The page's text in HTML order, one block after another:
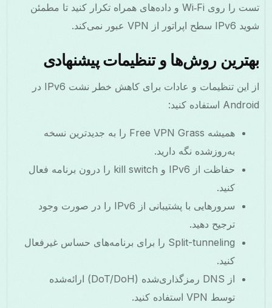
تست را روی Wi‑Fi و داده‌های همراه تکرار کنید تا مطمئن
شوید IPv6 سطح اپراتور از VPN عبور نمی‌کند.
بهترین روش‌ها و تنظیمات پیشنهادی
از این تنظیمات و عادات برای کاهش خطر نشت IPv6 در
Android استفاده کنید:
همیشه Free VPN Grass را به جدیدترین نسخه
به‌روزشده نگه دارید.
حفاظت از IPv6 و kill switch را درون برنامه فعال
کنید.
سرورهایی با پشتیبانی از IPv6 را در صورت وجود
ترجیح دهید.
Split-tunneling را برای برنامه‌های حساس غیرفعال
کنید.
از DNS رمزگذاری‌شده (DoT/DoH) ارائه‌شده
توسط VPN استفاده کنید.